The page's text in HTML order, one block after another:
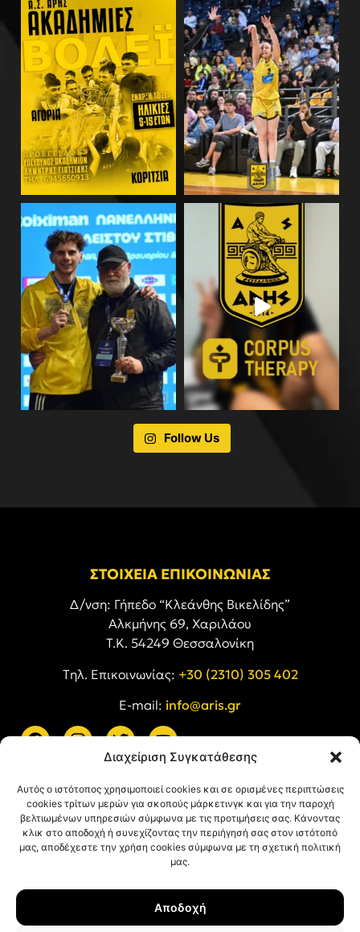
Διαχείριση Συγκατάθεσης
Αυτός ο ιστότοπος χρησιμοποιεί cookies και σε ορισμένες περιπτώσεις
cookies τρίτων μερών για σκοπούς μάρκετινγκ και για την παροχή
βελτιωμένων υπηρεσιών σύμφωνα με τις προτιμήσεις σας. Κάνοντας
κλικ στο αποδοχή ή συνεχίζοντας την περιήγησή σας στον ιστότοπό
μας, αποδέχεστε την χρήση cookies σύμφωνα με τη σχετική πολιτική
μας.
Αποδοχή
Follow Us
ΣΤΟΙΧΕΙΑ ΕΠΙΚΟΙΝΩΝΙΑΣ
Δ/νση: Γήπεδο “Κλεάνθης Βικελίδης”
Αλκμήνης 69, Χαριλάου
Τ.Κ. 54249 Θεσσαλονίκη
Tηλ. Επικοινωνίας: +30 (2310) 305 402
E-mail: info@aris.gr
Όροι Χρήσης